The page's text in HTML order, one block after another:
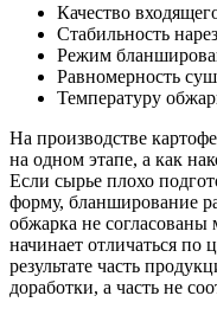
Качество
Стабильность
Режим
Равномерность
Температуру
На производстве
на одном этапе, а как
Если сырье плохо
форму, бланширование
обжарка не согласованы
начинает отличаться по
результате часть
доработки, а часть не